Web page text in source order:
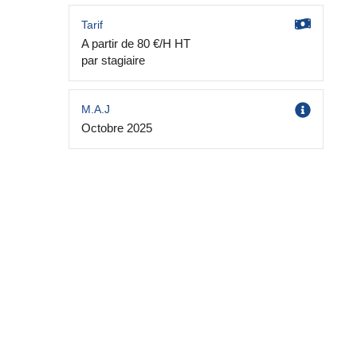
Tarif
A partir de 80 €/H HT
par stagiaire
M.A.J
Octobre 2025